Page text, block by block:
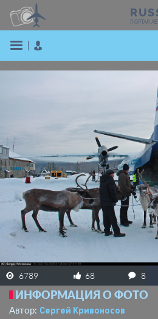
ПОРТАЛ
Поиск фотографий
6789 68 8
ИНФОРМАЦИЯ О ФОТО
Автор: Сергей Кривоносов